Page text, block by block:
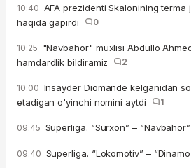
10:40 AFA prezidenti Skalonining terma
haqida gapirdi
0
10:25 "Navbahor" muxlisi Abdullo
hamdardlik bildiramiz
2
10:00 Insayder Diomande kelganidan
etadigan o'yinchi nomini aytdi
1
09:45 Superliga. “Surxon” – “Navbahor”
09:40 Superliga. “Lokomotiv” –